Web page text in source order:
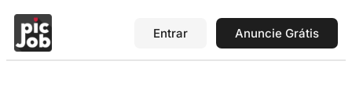
Entrar Anuncie Grátis